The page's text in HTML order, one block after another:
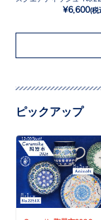
¥6,600(税
ピックアップ